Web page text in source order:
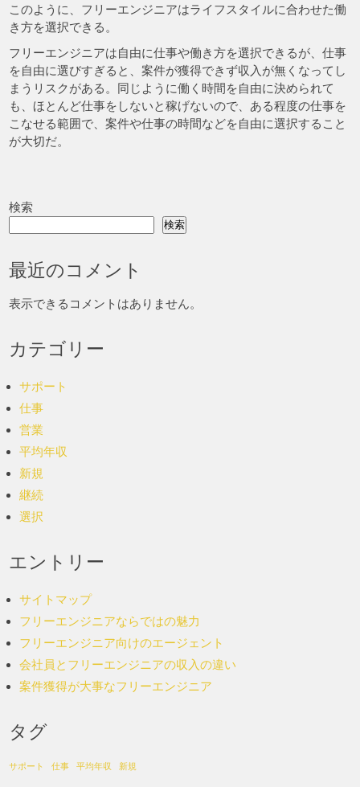
このように、フリーエンジニアはライフスタイルに合わせた働
き方を選択できる。
フリーエンジニアは自由に仕事や働き方を選択できるが、仕事
を自由に選びすぎると、案件が獲得できず収入が無くなってし
まうリスクがある。同じように働く時間を自由に決められて
も、ほとんど仕事をしないと稼げないので、ある程度の仕事を
こなせる範囲で、案件や仕事の時間などを自由に選択すること
が大切だ。
検索
検索
最近のコメント
表示できるコメントはありません。
カテゴリー
サポート
仕事
営業
平均年収
新規
継続
選択
エントリー
サイトマップ
フリーエンジニアならではの魅力
フリーエンジニア向けのエージェント
会社員とフリーエンジニアの収入の違い
案件獲得が大事なフリーエンジニア
タグ
サポート 仕事 平均年収 新規